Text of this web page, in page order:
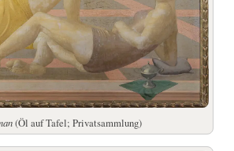
(Öl auf Tafel; Privatsammlung)